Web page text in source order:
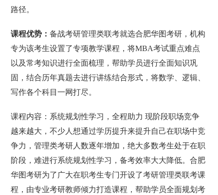
路径。
课程优势：备战考研管理类联考就选合肥华图考研，机构
专为该考生设置了专项教学课程，将MBA考试重点难点
以及常考知识进行全面梳理，帮助学员进行全面知识巩
固，结合历年真题去进行讲练结合形式，将数学、逻辑、
写作各个科目一网打尽。
课程内容：系统规划性学习，全程助力 现阶段职场竞争
越来越大，不少人想通过学历提升来提升自己在职场中竞
争力，管理类考研人数逐年增加，绝大多数考生处于在职
阶段，难进行系统规划性学习，备考效率大大降低。合肥
华图考研为了广大在职考生专门开设了考研管理类联考课
程，由专业考研教师倾力打造课程，帮助学员全面规划考